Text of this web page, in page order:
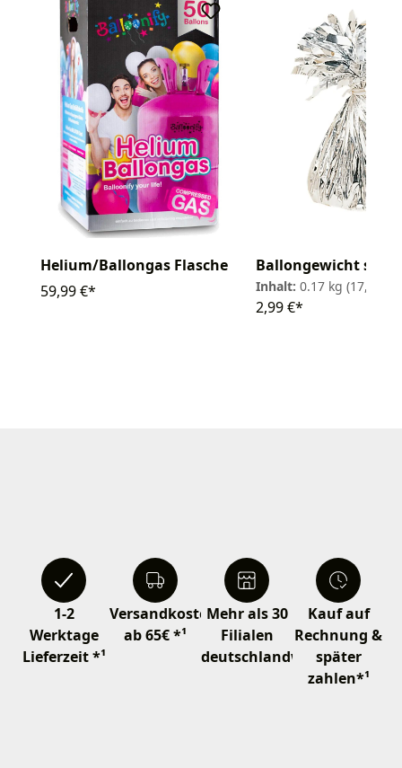
Helium/Ballongas Flasche
59,99 €*
Ballongewicht
Inhalt: 0.17 kg (17,59 €
2,99 €*
1-2
Werktage
Lieferzeit *¹
Versandkostenfrei
ab 65€ *¹
Mehr als 30
Filialen
deutschlandweit
Kauf auf
Rechnung &
später
zahlen*¹